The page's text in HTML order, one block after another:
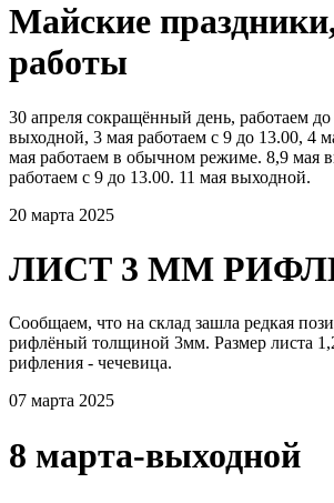
Майские
работы
30 апреля сокращённый день, работаем
выходной, 3 мая работаем с 9 до 13.00, 4
мая работаем в обычном режиме. 8,9 мая
работаем с 9 до 13.00. 11 мая выходной.
20 марта 2025
ЛИСТ 3 ММ
Сообщаем, что на склад зашла редкая
рифлёный толщиной 3мм. Размер листа
рифления - чечевица.
07 марта 2025
8 марта-выходной